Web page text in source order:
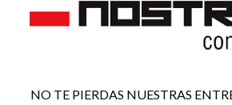
NO TE PIERDAS NUESTRAS